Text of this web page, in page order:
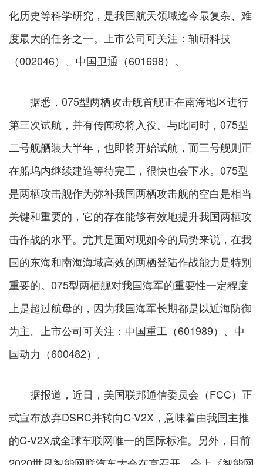
化历史等科学研究，是我国航天领域迄今最复杂、难
度最大的任务之一。上市公司可关注：轴研科技
（002046）、中国卫通（601698）。
据悉，075型两栖攻击舰首舰正在南海地区进行
第三次试航，并有传闻称将入役。与此同时，075型
二号舰舾装大半年，也即将开始试航，而三号舰则正
在船坞内继续建造等待完工，很快也会下水。075型
是两栖攻击舰作为弥补我国两栖攻击舰的空白是相当
关键和重要的，它的存在能够有效地提升我国两栖攻
击作战的水平。尤其是面对现如今的局势来说，在我
国的东海和南海海域高效的两栖登陆作战能力是特别
重要的。075型两栖舰对我国海军的重要性一定程度
上是超过航母的，因为我国海军长期都是以近海防御
为主。上市公司可关注：中国重工（601989）、中
国动力（600482）。
据报道，近日，美国联邦通信委员会（FCC）正
式宣布放弃DSRC并转向C-V2X，意味着由我国主推
的C-V2X成全球车联网唯一的国际标准。另外，日前